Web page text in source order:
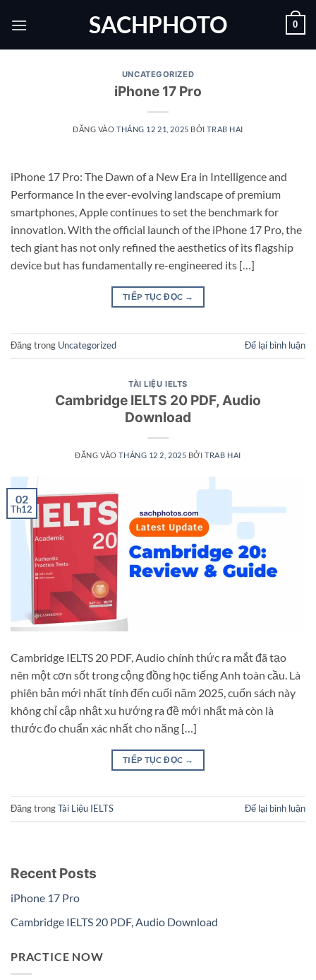
qua
SACHPHOTO 0
UNCATEGORIZED
iPhone 17 Pro
ĐĂNG VÀOTHÁNG 12 21, 2025 BỞITRAB HAI
iPhone 17 Pro: The Dawn of a New Era in Intelligence and
Performance In the ever-evolving landscape of premium
smartphones, Apple continues to set the benchmark for
innovation. With the official launch of the iPhone 17 Pro, the
tech giant has not only refined the aesthetics of its flagship
device but has fundamentally re-engineered its […]
TIẾP TỤC ĐỌC →
Đăng trong Uncategorized Để lại bình luận
TÀI LIỆU IELTS
Cambridge IELTS 20 PDF, Audio
Download
ĐĂNG VÀOTHÁNG 12 2, 2025 BỞITRAB HAI
02
Th12
Cambridge IELTS 20 PDF, Audio chính thức ra mắt đã tạo
nên một cơn sốt trong cộng đồng học tiếng Anh toàn cầu. Là
phiên bản mới nhất tính đến cuối năm 2025, cuốn sách này
không chỉ cập nhật xu hướng ra đề mới nhất mà còn là
thước đo chuẩn xác nhất cho năng […]
TIẾP TỤC ĐỌC →
Đăng trongTài Liệu IELTS Để lại bình luận
Recent Posts
iPhone 17 Pro
Cambridge IELTS 20 PDF, Audio Download
PRACTICE NOW